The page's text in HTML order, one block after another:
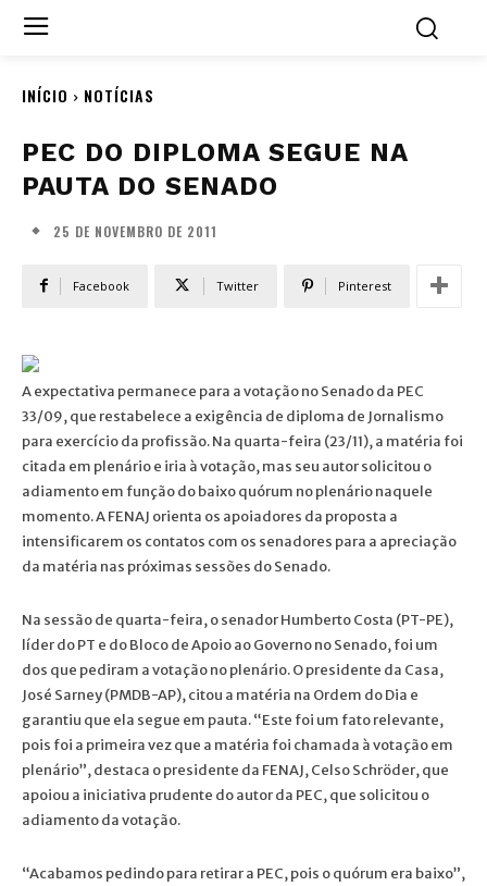
INÍCIO NOTÍCIAS
PEC DO DIPLOMA SEGUE NA
PAUTA DO SENADO
25 DE NOVEMBRO DE 2011
Facebook Twitter Pinterest
A expectativa permanece para a votação no Senado da PEC
33/09, que restabelece a exigência de diploma de Jornalismo
para exercício da profissão. Na quarta-feira (23/11), a matéria foi
citada em plenário e iria à votação, mas seu autor solicitou o
adiamento em função do baixo quórum no plenário naquele
momento. A FENAJ orienta os apoiadores da proposta a
intensificarem os contatos com os senadores para a apreciação
da matéria nas próximas sessões do Senado.
Na sessão de quarta-feira, o senador Humberto Costa (PT-PE),
líder do PT e do Bloco de Apoio ao Governo no Senado, foi um
dos que pediram a votação no plenário. O presidente da Casa,
José Sarney (PMDB-AP), citou a matéria na Ordem do Dia e
garantiu que ela segue em pauta. “Este foi um fato relevante,
pois foi a primeira vez que a matéria foi chamada à votação em
plenário”, destaca o presidente da FENAJ, Celso Schröder, que
apoiou a iniciativa prudente do autor da PEC, que solicitou o
adiamento da votação.
“Acabamos pedindo para retirar a PEC, pois o quórum era baixo”,